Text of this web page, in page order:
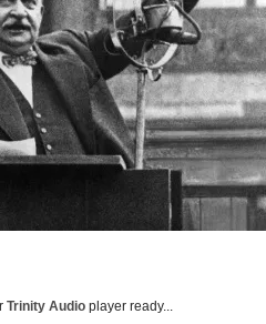
Trinity Audio player ready...